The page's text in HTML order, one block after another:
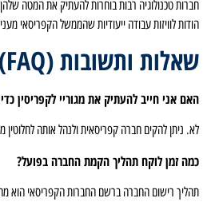
הודות לוויזות עבודה ייעודיות שהממשל הקפריסאי
שאלות ותשובות (FAQ) בנושא הקמת עסק בקפריסין
האם אני חייב להעתיק את מגוריי לקפריסין
לא. ניתן להקים חברה קפריסאית ולנהל אותה
כמה זמן לוקח תהליך הקמת החברה בפועל?
תהליך רישום החברה ברשם החברות הקפריסאי הוא